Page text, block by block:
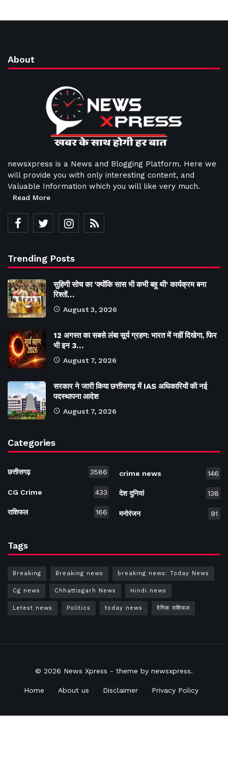
About
newsxpress is a News and Blogging Platform. Here we
will provide you with only interesting content, and
Valuable Information which you will like very much.
Read More
Trending Posts
सुहिणी सोच का ‘क्योंकि सास भी कभी बहू थी’ कार्यक्रम बना
रिश्तों…
August 3, 2026
12 अगस्त का सबसे लंबा सूर्य ग्रहण: भारत में नहीं दिखेगा, फिर
भी इन 3…
August 7, 2026
सरकार ने जारी किया छत्तीसगढ़ में IAS अधिकारियों की नई
पदस्थापना आदेश
August 7, 2026
Categories
छत्तीसगढ़ 3586
CG Crime 433
राशिफल 166
crime news 146
देश दुनियां 138
मनोरंजन 91
Tags
Breaking Breaking news breaking news: Today News
Cg news Chhattisgarh News Hindi news
Letest news Politics today news दैनिक राशिफल
© 2026 News Xpress - theme by newsxpress.
Home About us Disclaimer Privacy Policy